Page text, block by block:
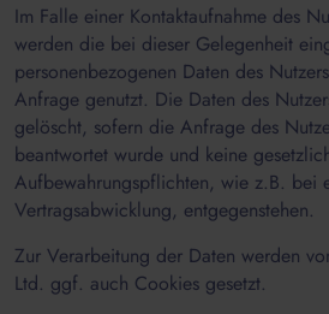
Im Falle einer Kontaktaufnahme des
werden die bei dieser Gelegenheit
personenbezogenen Daten des
Anfrage genutzt. Die Daten des
gelöscht, sofern die Anfrage des
beantwortet wurde und keine
Aufbewahrungspflichten, wie z.B. bei
Vertragsabwicklung, entgegenstehen.
Zur Verarbeitung der Daten werden
Ltd. ggf. auch Cookies gesetzt.